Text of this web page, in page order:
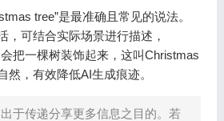
tree”是最准确且常见的说法。
，可结合实际场景进行描述，
把一棵树装饰起来，这叫Christmas
然，有效降低AI生成痕迹。
于传递分享更多信息之目的。若